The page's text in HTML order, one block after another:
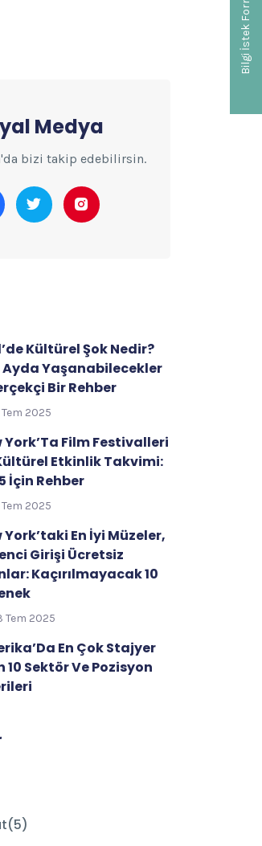
Medya
bizi takip edebilirsin.
Kültürel Şok Nedir?
Ayda Yaşanabilecekler
Bir Rehber
Tem 2025
York’Ta Film Festivalleri
Etkinlik Takvimi:
İçin Rehber
Tem 2025
York’taki En İyi Müzeler,
Girişi Ücretsiz
Kaçırılmayacak 10
Tem 2025
En Çok Stajyer
10 Sektör Ve Pozisyon
Bilgi İstek Formu